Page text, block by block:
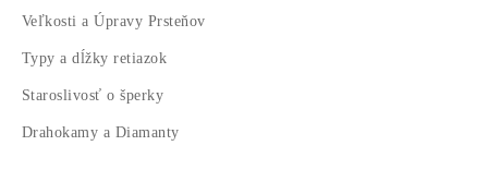
Veľkosti a Úpravy Prsteňov
Typy a dĺžky retiazok
Staroslivosť o šperky
Drahokamy a Diamanty